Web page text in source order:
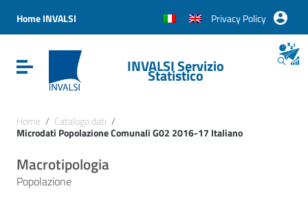
Vai al menu di navigazione
Vai al footer
Home INVALSI Privacy Policy
Attiva / disattiva la navigazioneINVALSI Servizio
Statistico
Home / Catalogo dati /
Microdati Popolazione Comunali G02 2016-17 Italiano
Macrotipologia
Popolazione